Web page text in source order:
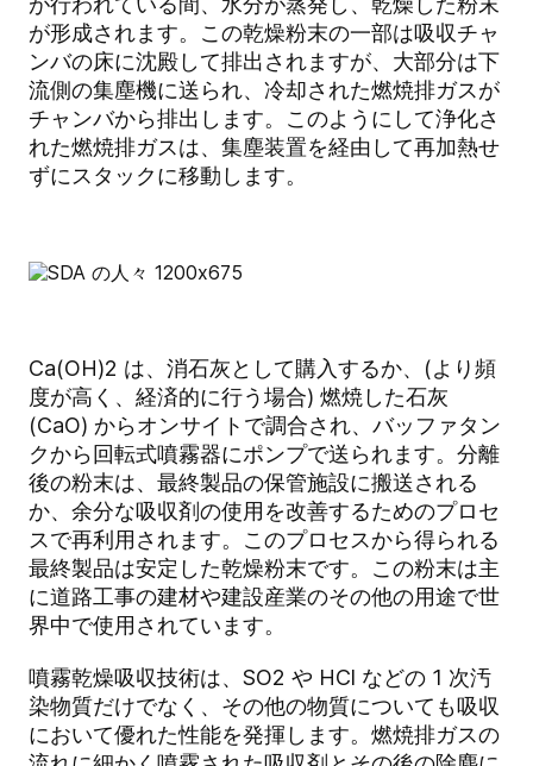
が形成されます。この乾燥粉末の一部は吸収チャ
ンバの床に沈殿して排出されますが、大部分は下
流側の集塵機に送られ、冷却された燃焼排ガスが
チャンバから排出します。このようにして浄化さ
れた燃焼排ガスは、集塵装置を経由して再加熱せ
ずにスタックに移動します。
Ca(OH)2 は、消石灰として購入するか、(より頻
度が高く、経済的に行う場合) 燃焼した石灰
(CaO) からオンサイトで調合され、バッファタン
クから回転式噴霧器にポンプで送られます。分離
後の粉末は、最終製品の保管施設に搬送される
か、余分な吸収剤の使用を改善するためのプロセ
スで再利用されます。このプロセスから得られる
最終製品は安定した乾燥粉末です。この粉末は主
に道路工事の建材や建設産業のその他の用途で世
界中で使用されています。
噴霧乾燥吸収技術は、SO2 や HCl などの 1 次汚
染物質だけでなく、その他の物質についても吸収
において優れた性能を発揮します。燃焼排ガスの